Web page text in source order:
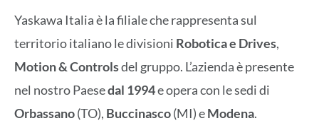
Yaskawa Italia è la filiale che rappresenta sul
territorio italiano le divisioni Robotica e Drives,
Motion & Controlsdel gruppo. L’azienda è presente
nel nostro Paesedal 1994e opera con le sedi di
Orbassano(TO), Buccinasco(MI) eModena.